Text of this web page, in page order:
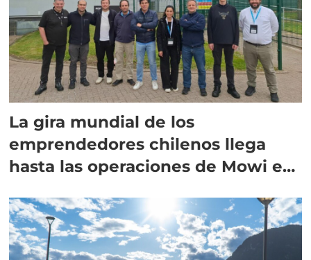
La gira mundial de los
emprendedores chilenos llega
hasta las operaciones de Mowi en